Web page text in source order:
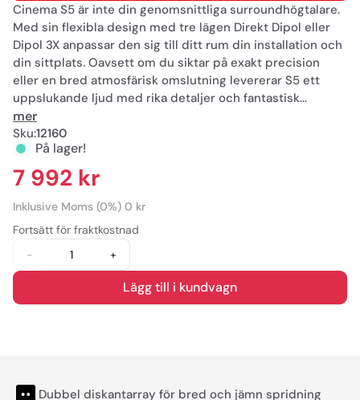
Cinema S5 är inte din genomsnittliga surroundhögtalare.
Med sin flexibla design med tre lägen Direkt Dipol eller
Dipol 3X anpassar den sig till ditt rum din installation och
din sittplats. Oavsett om du siktar på exakt precision
eller en bred atmosfärisk omslutning levererar S5 ett
uppslukande ljud med rika detaljer och fantastisk
realism.
Designad för att komplettera M6 M8 och M8 Tower skapar
S5 ett sömlöst tonalt matchat surroundfält över varje
lyssningsposition. Det är surroundhögtalaren som gör
mer konstruerad för installationer med flera sittplatser
mer
Sku:12160
På lager!
7 992 kr
Inklusive Moms (0%) 0 kr
Fortsätt för fraktkostnad
-
+
Lägg till i kundvagn
Dubbel diskantarray för bred och jämn spridning